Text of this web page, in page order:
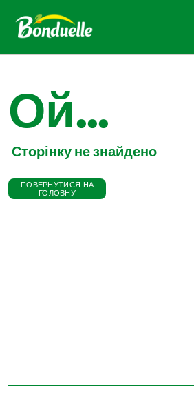
Ой...
Сторінку не знайдено
ПОВЕРНУТИСЯ НА
ГОЛОВНУ